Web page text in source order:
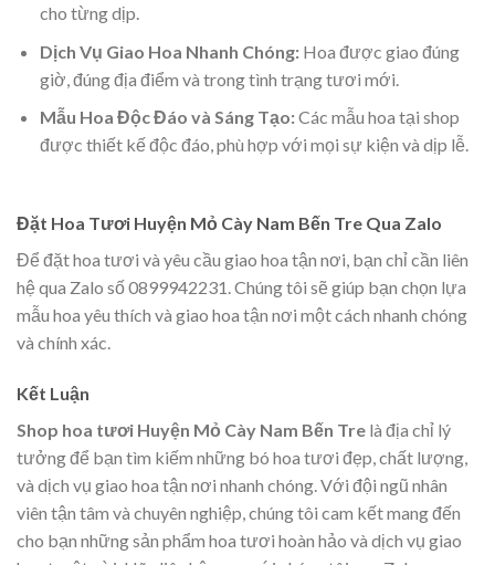
cho từng dịp.
Dịch Vụ Giao Hoa Nhanh Chóng:Hoa được giao đúng
giờ, đúng địa điểm và trong tình trạng tươi mới.
Mẫu Hoa Độc Đáo và Sáng Tạo:Các mẫu hoa tại shop
được thiết kế độc đáo, phù hợp với mọi sự kiện và dịp lễ.
Đặt Hoa Tươi Huyện Mỏ Cày Nam Bến Tre Qua Zalo
Để đặt hoa tươi và yêu cầu giao hoa tận nơi, bạn chỉ cần liên
hệ qua Zalo số 0899942231. Chúng tôi sẽ giúp bạn chọn lựa
mẫu hoa yêu thích và giao hoa tận nơi một cách nhanh chóng
và chính xác.
Kết Luận
Shop hoa tươi Huyện Mỏ Cày Nam Bến Tre là địa chỉ lý
tưởng để bạn tìm kiếm những bó hoa tươi đẹp, chất lượng,
và dịch vụ giao hoa tận nơi nhanh chóng. Với đội ngũ nhân
viên tận tâm và chuyên nghiệp, chúng tôi cam kết mang đến
cho bạn những sản phẩm hoa tươi hoàn hảo và dịch vụ giao